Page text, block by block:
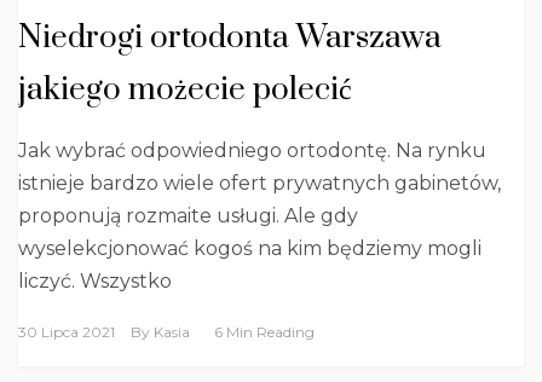
Niedrogi ortodonta Warszawa
jakiego możecie polecić
Jak wybrać odpowiedniego ortodontę. Na rynku
istnieje bardzo wiele ofert prywatnych gabinetów,
proponują rozmaite usługi. Ale gdy
wyselekcjonować kogoś na kim będziemy mogli
liczyć. Wszystko
30 Lipca 2021 By Kasia 6 Min Reading